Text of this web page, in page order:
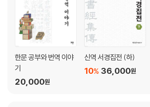
53. 《주자대전차의》의 소루하고 잘못된 오류
54. 서적 편찬과 완물상지
55. 《미암일기초》의 오류
56. 중첩되고 번잡한 영락대전본 경서 소주小註
57. 《소학집주》의 오류
58. 증공과 소식의 잘못된 인물평
ㆍ陶峽叢說 ㆍ
한문 공부와 번역 이야
기
20,000원
신역 서경집전 (하)
36,000원
10%